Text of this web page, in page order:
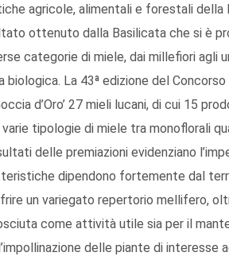
agricole, alimentali e forestali della
ottenuto dalla Basilicata che si è
categorie di miele, dai millefiori agli
La 43ª edizione del
d’Oro’ 27 mieli lucani, di cui 15
tipologie di miele tra monoflorali
delle premiazioni evidenziano
dipendono fortemente dal
un variegato repertorio mellifero,
come attività utile sia per il
delle piante di interesse